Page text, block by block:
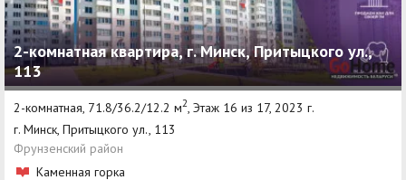
2-комнатная квартира, г. Минск, Притыцкого ул.,
113
2-комнатная, 71.8/36.2/12.2 м2, Этаж 16 из 17, 2023 г.
г. Минск, Притыцкого ул., 113
Фрунзенский район
Каменная горка